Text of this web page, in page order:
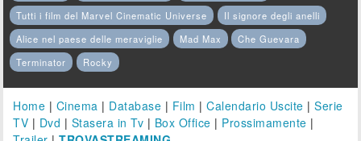
Tutti i film del Marvel Cinematic Universe
Il signore degli anelli
Alice nel paese delle meraviglie
Mad Max
Che Guevara
Terminator
Rocky
Home | Cinema | Database | Film |Calendario Uscite |Serie
TV | Dvd | Stasera in Tv | Box Office | Prossimamente |